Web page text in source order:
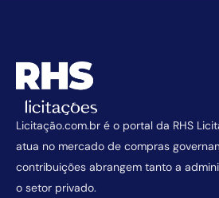
Licitação.com.br é o portal da RHS
atua no mercado de compras
contribuições abrangem tanto a
o setor privado.